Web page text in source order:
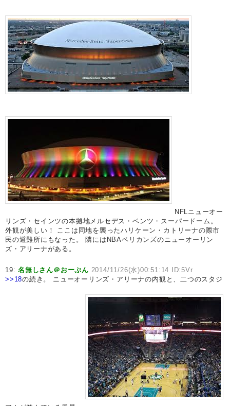
NFLニューオー
リンズ・セインツの本拠地メルセデス・ベンツ・スーパードーム。
外観が美しい！ ここは同地を襲ったハリケーン・カトリーナの際市
民の避難所にもなった。 隣にはNBAペリカンズのニューオーリン
ズ・アリーナがある。
19:名無しさん＠おーぷん 2014/11/26(水)00:51:14 ID:5Vr
>>18の続き。 ニューオーリンズ・アリーナの内観と、二つのスタジ